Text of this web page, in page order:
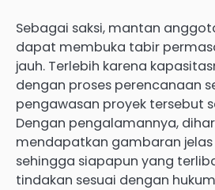
Sebagai saksi, mantan
dapat membuka tabir
jauh. Terlebih karena
dengan proses perencanaan
pengawasan proyek tersebut
Dengan pengalamannya,
mendapatkan gambaran jelas
sehingga siapapun yang
tindakan sesuai dengan